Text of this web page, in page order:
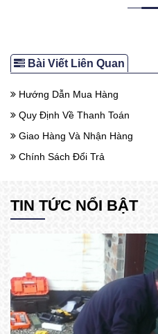
Bài Viết Liên Quan
Hướng Dẫn Mua Hàng
Quy Định Về Thanh Toán
Giao Hàng Và Nhận Hàng
Chính Sách Đổi Trả
TIN TỨC NỔI BẬT